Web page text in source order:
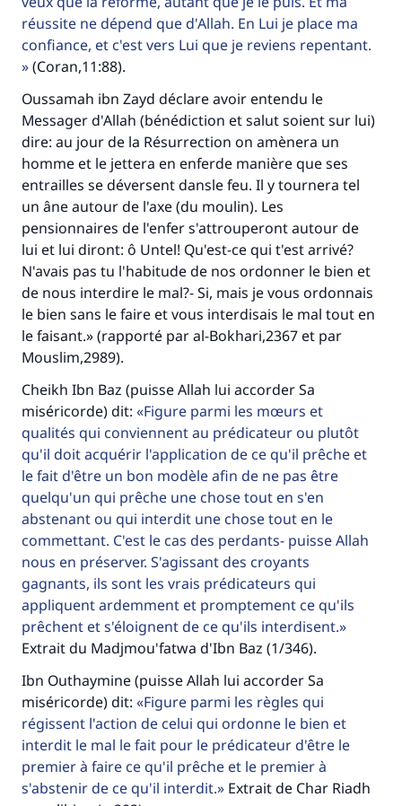
réussite ne dépend que d'Allah. En Lui je place ma
confiance, et c'est vers Lui que je reviens repentant.
(Coran,11:88).
Oussamah ibn Zayd déclare avoir entendu le
Messager d'Allah (bénédiction et salut soient sur lui)
dire: au jour de la Résurrection on amènera un
homme et le jettera en enferde manière que ses
entrailles se déversent dansle feu. Il y tournera tel
un âne autour de l'axe (du moulin). Les
pensionnaires de l'enfer s'attrouperont autour de
lui et lui diront: ô Untel! Qu'est-ce qui t'est arrivé?
N'avais pas tu l'habitude de nos ordonner le bien et
de nous interdire le mal?- Si, mais je vous ordonnais
le bien sans le faire et vous interdisais le mal tout en
le faisant.» (rapporté par al-Bokhari,2367 et par
Mouslim,2989).
Cheikh Ibn Baz (puisse Allah lui accorder Sa
miséricorde) dit:
Figure parmi les mœurs et
qualités qui conviennent au prédicateur ou plutôt
qu'il doit acquérir l'application de ce qu'il prêche et
le fait d'être un bon modèle afin de ne pas être
quelqu'un qui prêche une chose tout en s'en
abstenant ou qui interdit une chose tout en le
commettant. C'est le cas des perdants- puisse Allah
nous en préserver. S'agissant des croyants
gagnants, ils sont les vrais prédicateurs qui
appliquent ardemment et promptement ce qu'ils
prêchent et s'éloignent de ce qu'ils interdisent.
Extrait du Madjmou'fatwa d'Ibn Baz (1/346).
Ibn Outhaymine (puisse Allah lui accorder Sa
miséricorde) dit:
Figure parmi les règles qui
régissent l'action de celui qui ordonne le bien et
interdit le mal le fait pour le prédicateur d'être le
premier à faire ce qu'il prêche et le premier à
s'abstenir de ce qu'il interdit.
Extrait de Char Riadh